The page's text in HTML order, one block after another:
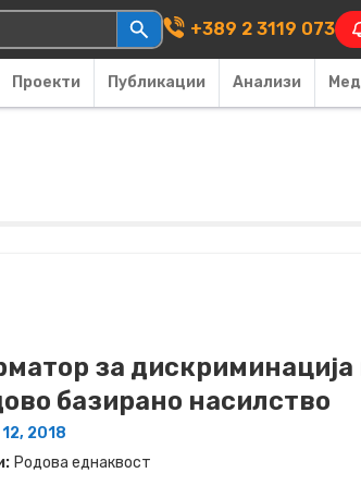
Main +389 2 3119 073
Проекти Публикации Анализи
за
базирано насилство
2018
Родова еднаквост